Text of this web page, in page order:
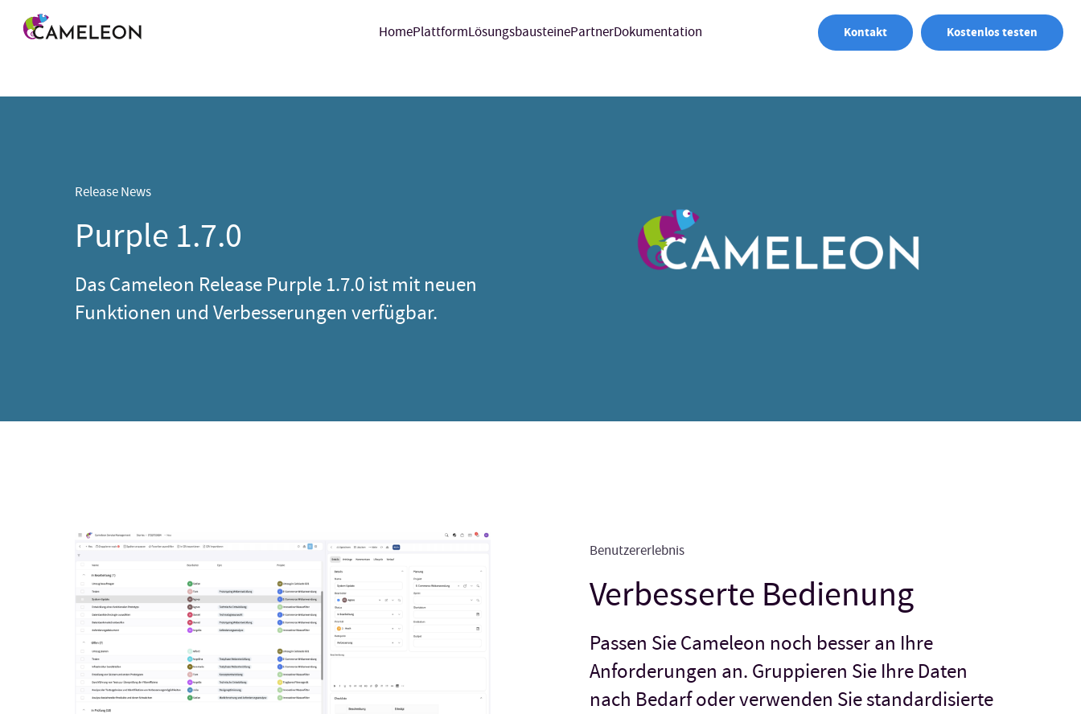
Menü überspringen
HomePlattformLösungsbausteinePartnerDokumentation Kontakt Kostenlos testen
Release News
Purple 1.7.0
Das Cameleon Release Purple 1.7.0 ist mit neuen
Funktionen und Verbesserungen verfügbar.
Benutzererlebnis
Verbesserte Bedienung
Passen Sie Cameleon noch besser an Ihre
Anforderungen an. Gruppieren Sie Ihre Daten
nach Bedarf oder verwenden Sie standardisierte